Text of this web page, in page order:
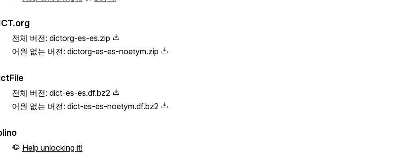
전체 버전: dictorg-es-es.zip
어원 없는 버전: dictorg-es-es-noetym.zip
전체 버전: dict-es-es.df.bz2
어원 없는 버전: dict-es-es-noetym.df.bz2
Help unlocking it!